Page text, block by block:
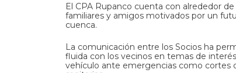
El CPA Rupanco cuenta con alrededor
familiares y amigos motivados por un
cuenca.
La comunicación entre los Socios ha
fluida con los vecinos en temas de
vehículo ante emergencias como cortes